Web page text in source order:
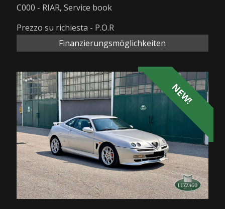
C000 - RIAR, Service book
Prezzo su richiesta - P.O.R
Finanzierungsmöglichkeiten
NEW!